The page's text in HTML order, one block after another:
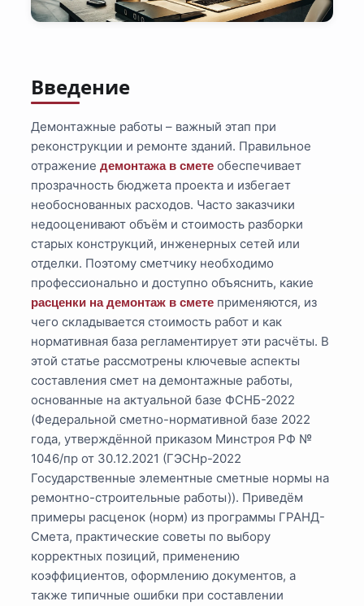
Введение
Демонтажные работы – важный этап при
реконструкции и ремонте зданий. Правильное
отражениедемонтажа в смете обеспечивает
прозрачность бюджета проекта и избегает
необоснованных расходов. Часто заказчики
недооценивают объём и стоимость разборки
старых конструкций, инженерных сетей или
отделки. Поэтому сметчику необходимо
профессионально и доступно объяснить, какие
расценки на демонтаж в смете применяются, из
чего складывается стоимость работ и как
нормативная база регламентирует эти расчёты. В
этой статье рассмотрены ключевые аспекты
составления смет на демонтажные работы,
основанные на актуальной базе ФСНБ-2022
(Федеральной сметно-нормативной базе 2022
года, утверждённой приказом Минстроя РФ №
1046/пр от 30.12.2021 (ГЭСНр-2022
Государственные элементные сметные нормы на
ремонтно-строительные работы)). Приведём
примеры расценок (норм) из программы ГРАНД-
Смета, практические советы по выбору
корректных позиций, применению
коэффициентов, оформлению документов, а
также типичные ошибки при составлении